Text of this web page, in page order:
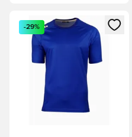
Odpre Modal za prijavo ali
-29%